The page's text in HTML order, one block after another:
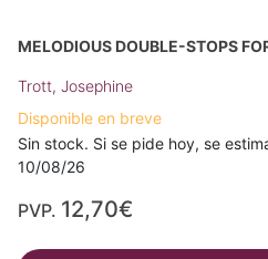
MELODIOUS DOUBLE-STOPS
Trott, Josephine
Disponible en breve
Sin stock. Si se pide hoy, se
10/08/26
PVP. 12,70€